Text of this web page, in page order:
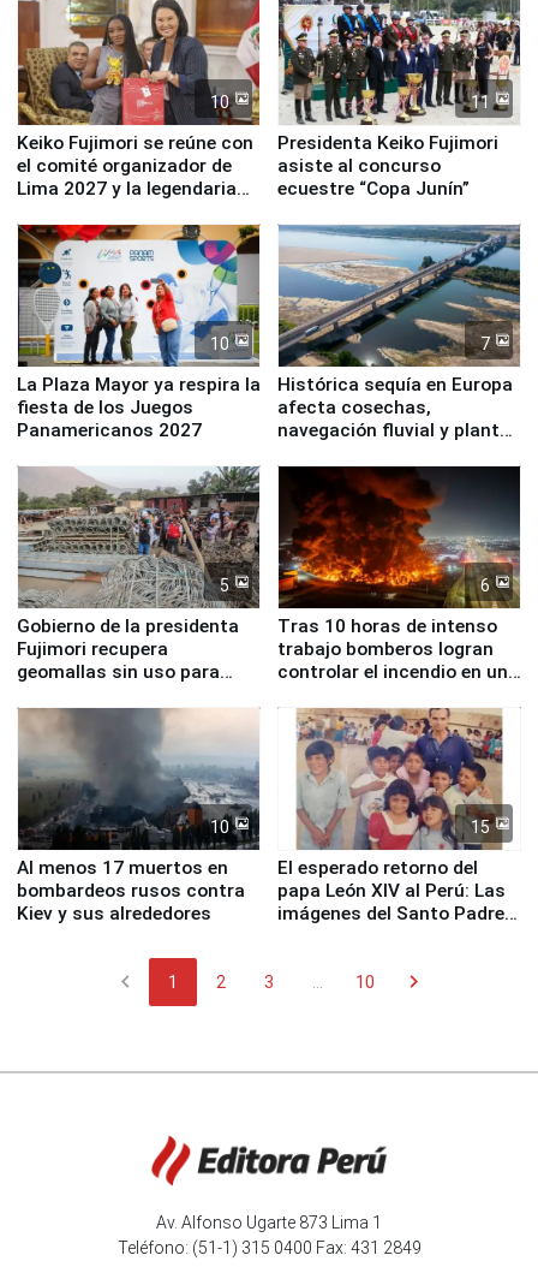
10
Keiko Fujimori se reúne con
el comité organizador de
Lima 2027 y la legendaria
11
Presidenta Keiko Fujimori
asiste al concurso
ecuestre “Copa Junín”
10
La Plaza Mayor ya respira la
fiesta de los Juegos
Panamericanos 2027
7
Histórica sequía en Europa
afecta cosechas,
navegación fluvial y plantas
5
Gobierno de la presidenta
Fujimori recupera
geomallas sin uso para
Fenómeno El Niño
6
Tras 10 horas de intenso
trabajo bomberos logran
controlar el incendio en una
de Chile
10
Al menos 17 muertos en
bombardeos rusos contra
Kiev y sus alrededores
15
El esperado retorno del
papa León XIV al Perú: Las
imágenes del Santo Padre
chevron_left 1 2 3 ... 10 chevron_right
Av. Alfonso Ugarte 873 Lima 1
Teléfono: (51-1) 315 0400 Fax: 431 2849